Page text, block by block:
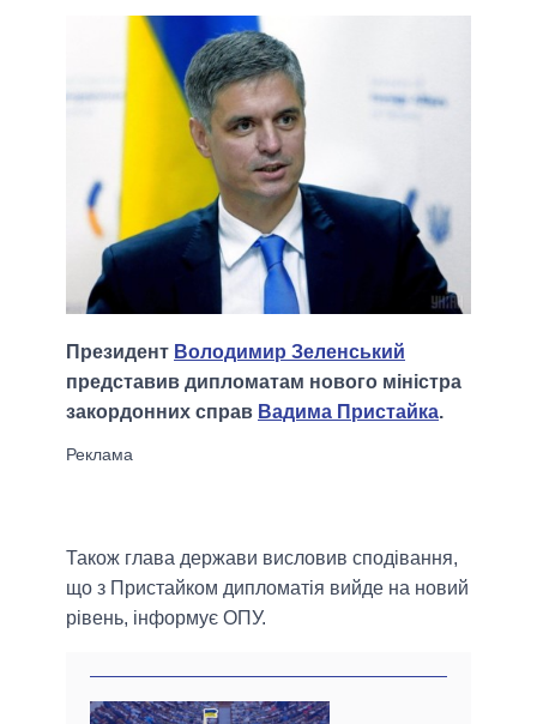
Президент Володимир Зеленський
представив дипломатам нового міністра
закордонних справ Вадима Пристайка.
Також глава держави висловив сподівання,
що з Пристайком дипломатія вийде на новий
рівень, інформує ОПУ.